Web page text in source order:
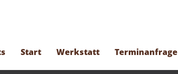
Start Werkstatt Terminanfrage